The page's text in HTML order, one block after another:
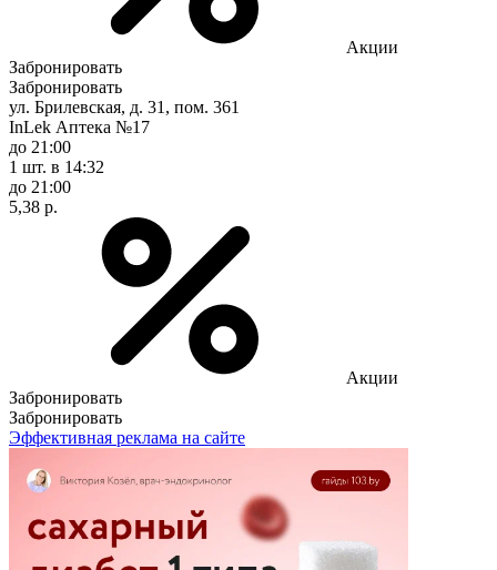
Акции
Забронировать
Забронировать
ул. Брилевская, д. 31, пом. 361
InLek Аптека №17
до 21:00
1 шт. в 14:32
до 21:00
5,38 р.
Акции
Забронировать
Забронировать
Эффективная реклама на сайте